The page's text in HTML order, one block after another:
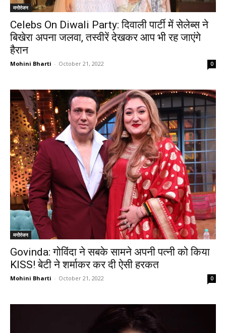
मनोरंजन
Celebs On Diwali Party: दिवाली पार्टी में सेलेब्स ने
बिखेरा अपना जलवा, तस्वीरें देखकर आप भी रह जाएंगे
हैरान
Mohini Bharti - October 21, 2022 0
मनोरंजन
Govinda: गोविंदा ने सबके सामने अपनी पत्नी को किया
KISS! बेटी ने शर्माकर कर दी ऐसी हरकत
Mohini Bharti - October 21, 2022 0